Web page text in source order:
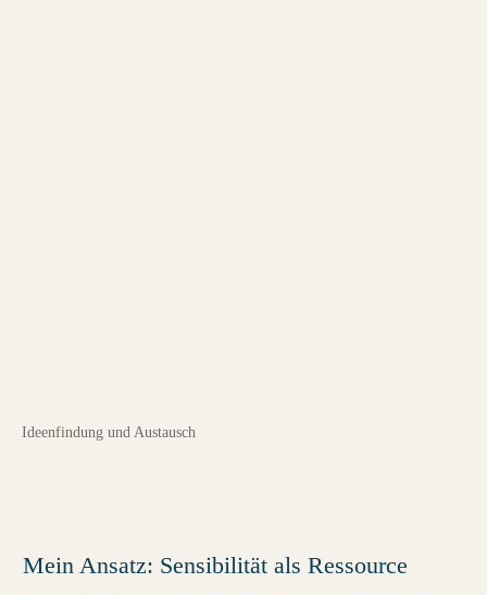
Ideenfindung und Austausch
Mein Ansatz: Sensibilität als Ressource